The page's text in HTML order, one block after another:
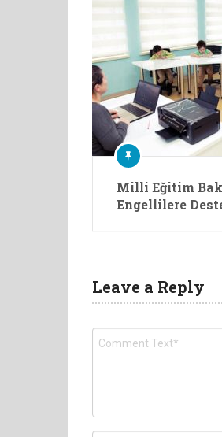
Milli Eğitim
Engellilere
Leave a Reply